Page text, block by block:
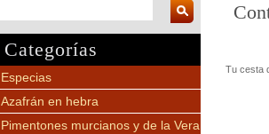
Categorías
Especias
Azafrán en hebra
Pimentones murcianos y de la Vera
Tu cesta